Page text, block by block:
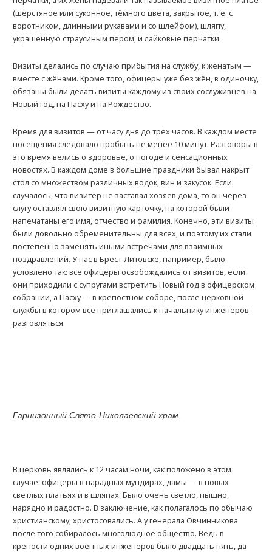
(шерстяное или суконное, тёмного цвета, закрытое, т. е. с
воротником, длинными рукавами и со шлейфом), шляпу,
украшенную страусиным пером, и лайковые перчатки.
Визиты делались по случаю прибытия на службу, к женатым —
вместе с жёнами. Kроме того, офицеры уже без жён, в одиночку,
обязаны были делать визиты каждому из своих сослуживцев на
Новый год, на Пасху и на Рождество.
Время для визитов — от часу дня до трёх часов. В каждом месте
посещения следовало пробыть не менее 10 минут. Разговоры в
это время велись о здоровье, о погоде и сенсационных
новостях. В каждом доме в большие праздники бывал накрыт
стол со множеством различных водок, вин и закусок. Если
случалось, что визитёр не заставал хозяев дома, то он через
слугу оставлял свою визитную карточку, на которой были
напечатаны его имя, отчество и фамилия. Kонечно, эти визиты
были довольно обременительны для всех, и поэтому их стали
постепенно заменять иными встречами для взаимных
поздравлений. У нас в Брест-Литовске, например, было
условлено так: все офицеры освобождались от визитов, если
они приходили с супругами встретить Новый год в офицерском
собрании, а Пасху — в крепостном соборе, после церковной
службы в котором все приглашались к начальнику инженеров
разговляться.
Гарнизонный Свято-Николаевский храм.
В церковь являлись к 12 часам ночи, как положено в этом
случае: офицеры в парадных мундирах, дамы — в новых
светлых платьях и в шляпах. Было очень светло, пышно,
нарядно и радостно. В заключение, как полагалось по обычаю
христианскому, христосовались. А у генерала Овчинникова
после того собиралось многолюдное общество. Ведь в
крепости одних военных инженеров было двадцать пять, да